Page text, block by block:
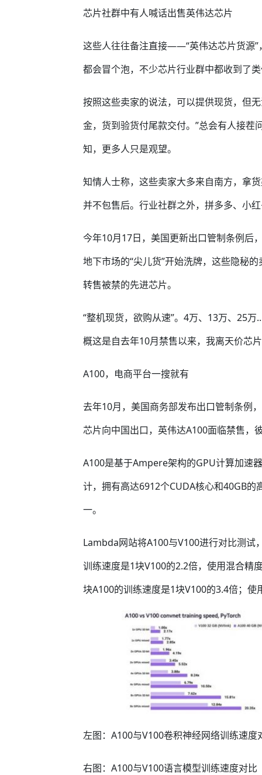
芯片社群中有人喊话出售英伟达芯片
这些人往往备注直接——“英伟达芯片货源
都会冒个泡，不少芯片行业群中都收到了
按照这些卖家的说法，可以提供现货，但
金，货到验货付尾款交付。”总会有人接
知，更多人只是观望。
知情人士称，这些卖家大多来自南方，拿
并不包售后。行业社群之外，拼多多、小
今年10月17日，美国更新出口管制条例后
地下市场的“尖儿货”开始洗牌，这些隐秘
转售被禁的先进芯片。
“整机现货，欲购从速”。4万、13万、25
概这是自去年10月禁售以来，我离天价芯
A100，电商平台一搜就有
去年10月，美国商务部发布出口管制条例
芯片向中国出口，英伟达A100面临禁售，
A100是基于Ampere架构的GPU计算加速
计，拥有高达6912个CUDA核心和40GB
一。
Lambda网站将A100与V100进行对比测试
训练速度是1块V100的2.2倍，使用混合精
块A100的训练速度是1块V100的3.4倍；
左图：A100与V100卷积神经网络训练速度
右图：A100与V100语言模型训练速度对比